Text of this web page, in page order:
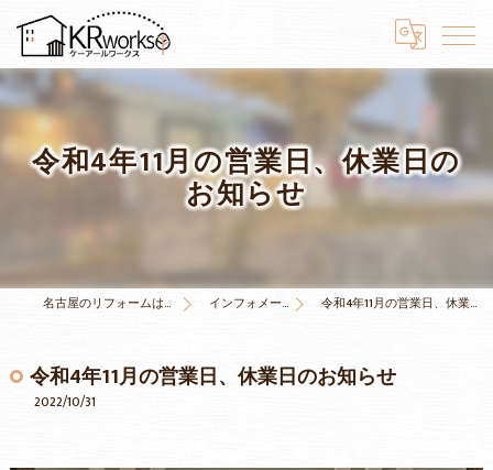
令和4年11月の営業日、休業日の
お知らせ
名古屋のリフォームはKRワークス インフォメーション 令和4年11月の営業日、休業日のお知らせ
令和4年11月の営業日、休業日のお知らせ
2022/10/31